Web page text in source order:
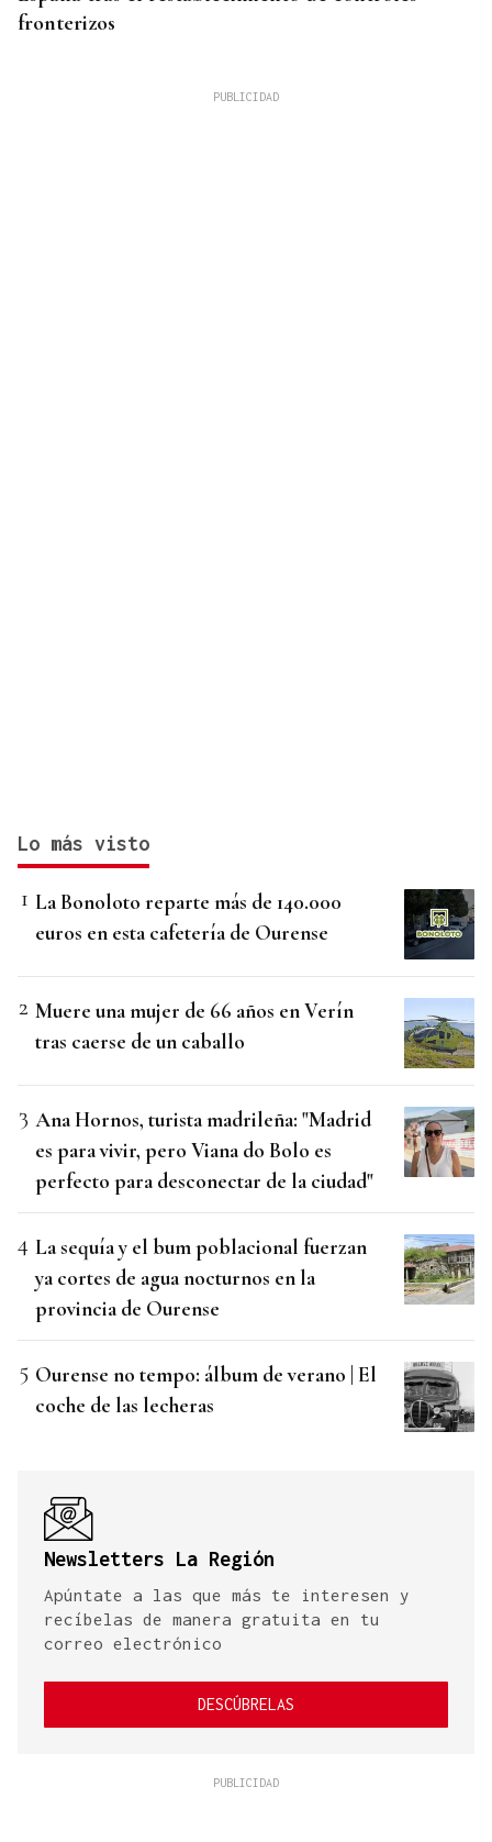
fronterizos
Lo más visto
La Bonoloto reparte más de 140.000
euros en esta cafetería de Ourense
Muere una mujer de 66 años en Verín
tras caerse de un caballo
Ana Hornos, turista madrileña: "Madrid
es para vivir, pero Viana do Bolo es
perfecto para desconectar de la ciudad"
La sequía y el bum poblacional fuerzan
ya cortes de agua nocturnos en la
provincia de Ourense
Ourense no tempo: álbum de verano | El
coche de las lecheras
Newsletters La Región
Apúntate a las que más te interesen y
recíbelas de manera gratuita en tu
correo electrónico
DESCÚBRELAS